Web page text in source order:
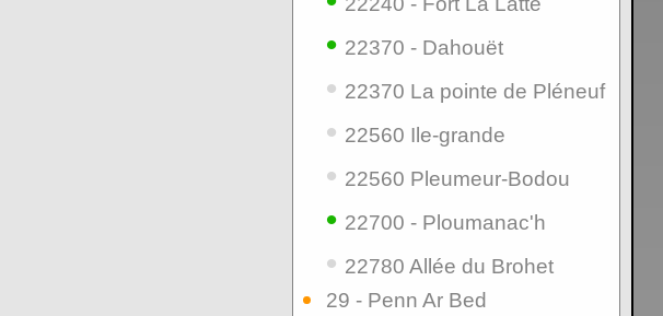
• 22370 - Dahouët
• 22370 La pointe de Pléneuf
• 22560 Ile-grande
• 22560 Pleumeur-Bodou
• 22700 - Ploumanac'h
• 22780 Allée du Brohet
29 - Penn Ar Bed